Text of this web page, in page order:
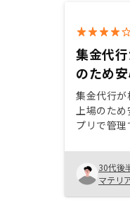
集金代
のため
集金代行が
上場のため
プリで管
図れてい
ーを向上
にするべ
30代後
マテリ